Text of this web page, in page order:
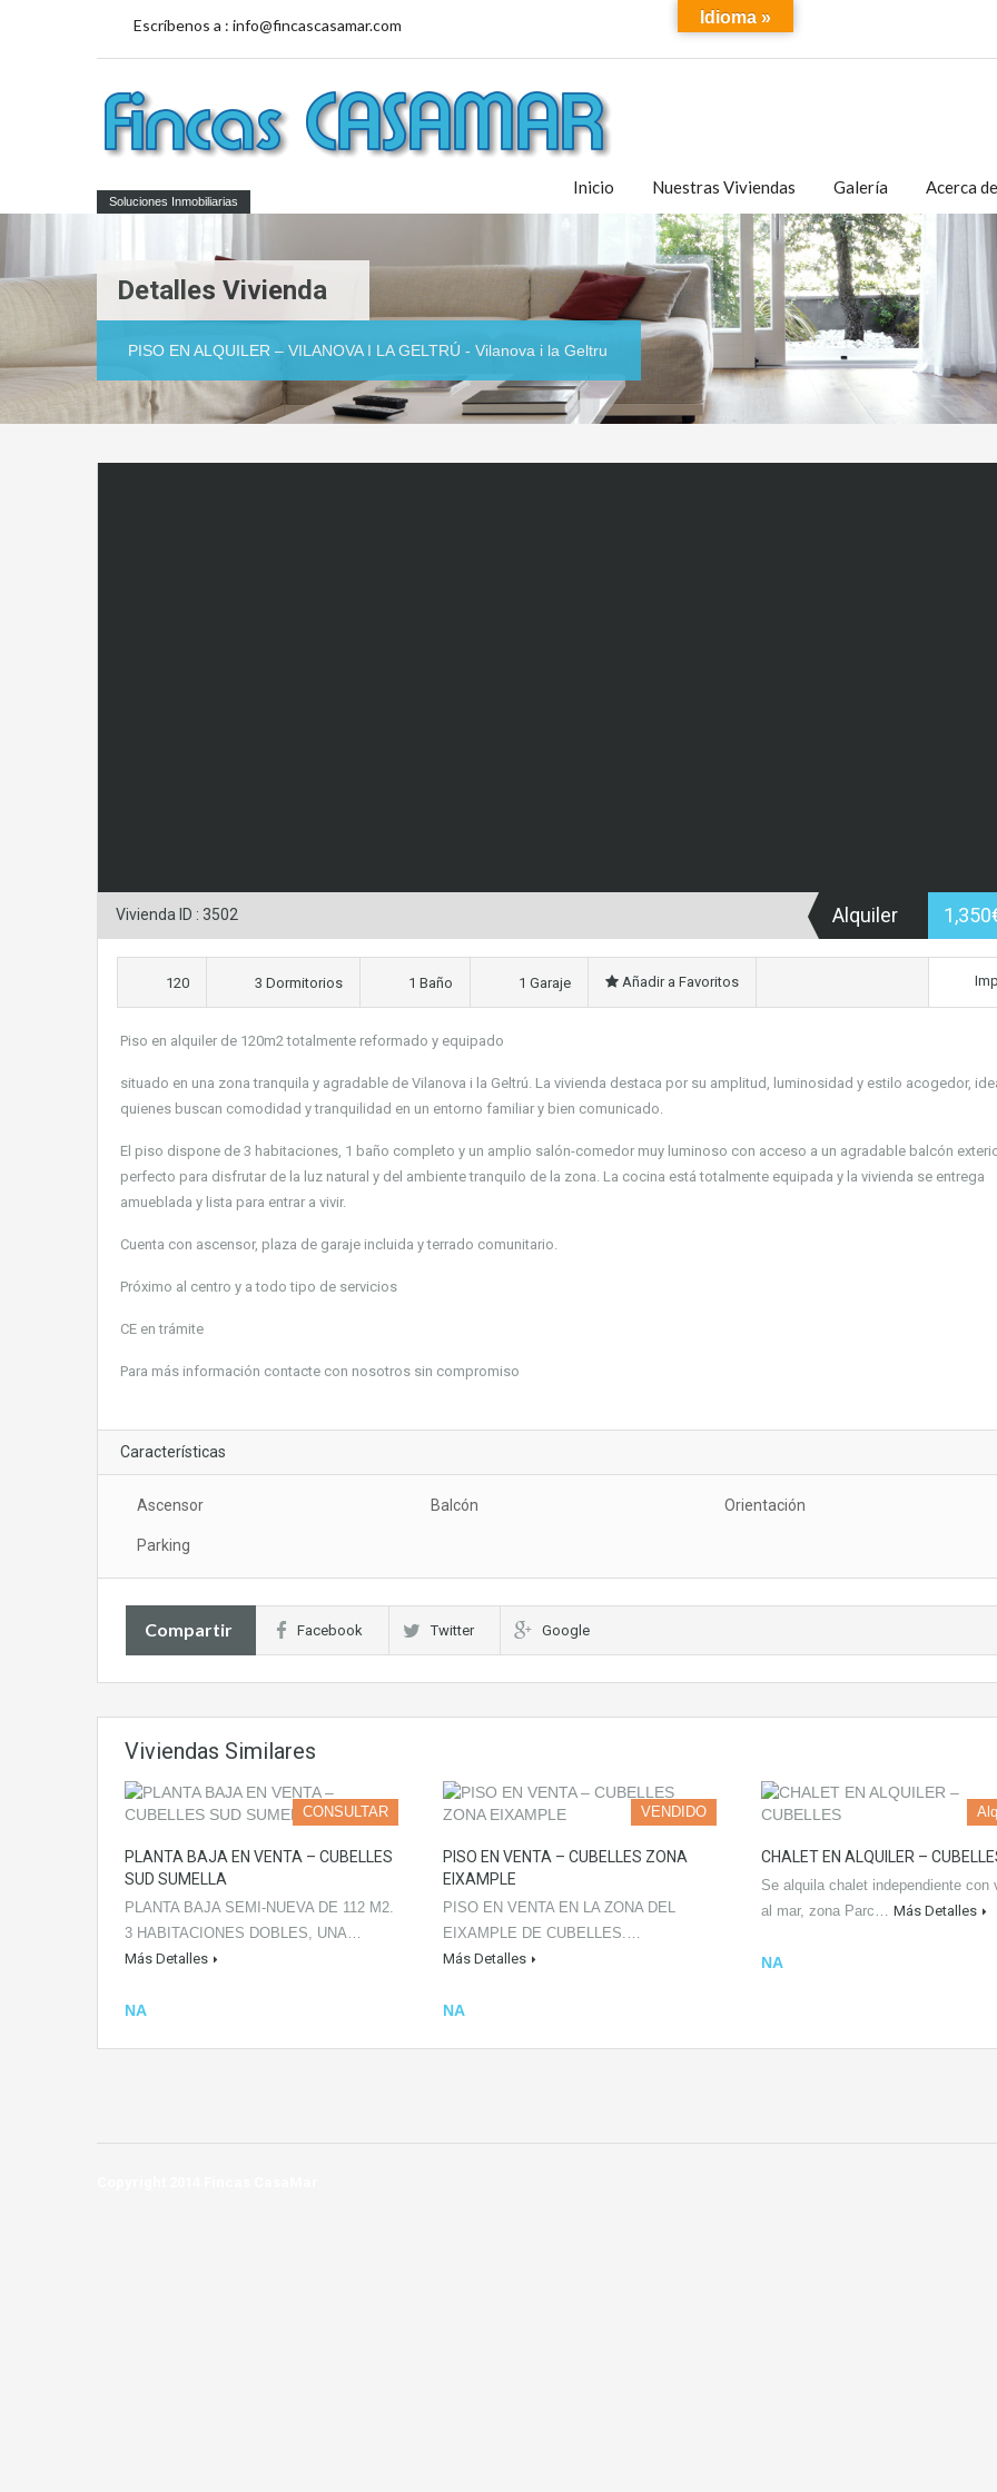
Escríbenos a : info@fincascasamar.com
Soluciones Inmobiliarias
Inicio Nuestras Viviendas Galería Acerca
Detalles Vivienda
PISO EN ALQUILER – VILANOVA I LA GELTRÚ - Vilanova i la Geltru
Vivienda ID : 3502 Alquiler
120 3 Dormitorios 1 Baño 1 Garaje Añadir a Favoritos
Piso en alquiler de 120m2 totalmente reformado y equipado
situado en una zona tranquila y agradable de Vilanova i la Geltrú. La vivienda destaca por su amplitud, luminosidad y estilo acogedor,
quienes buscan comodidad y tranquilidad en un entorno familiar y bien comunicado.
El piso dispone de 3 habitaciones, 1 baño completo y un amplio salón-comedor muy luminoso con acceso a un agradable balcón
perfecto para disfrutar de la luz natural y del ambiente tranquilo de la zona. La cocina está totalmente equipada y la vivienda se entrega
amueblada y lista para entrar a vivir.
Cuenta con ascensor, plaza de garaje incluida y terrado comunitario.
Próximo al centro y a todo tipo de servicios
CE en trámite
Para más información contacte con nosotros sin compromiso
Características
Ascensor Balcón Orientación
Parking
Compartir Facebook Twitter Google
Viviendas Similares
CONSULTAR
PLANTA BAJA EN VENTA – CUBELLES
SUD SUMELLA
PLANTA BAJA SEMI-NUEVA DE 112 M2.
3 HABITACIONES DOBLES, UNA…
Más Detalles
NA
VENDIDO
PISO EN VENTA – CUBELLES ZONA
EIXAMPLE
PISO EN VENTA EN LA ZONA DEL
EIXAMPLE DE CUBELLES.…
Más Detalles
NA
CHALET EN ALQUILER –
Se alquila chalet independiente con
al mar, zona Parc… Más Detalles
NA
Idioma »